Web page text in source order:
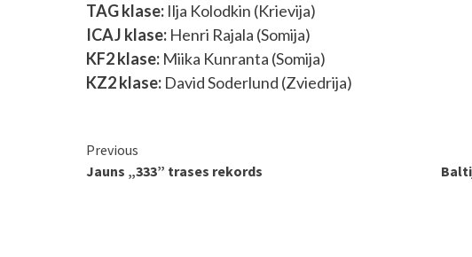
TAG klase: Ilja Kolodkin (Krievija)
ICAJ klase: Henri Rajala (Somija)
KF2 klase: Miika Kunranta (Somija)
KZ2 klase: David Soderlund (Zviedrija)
Continue
Reading
Previous
Jauns „333” trases rekords